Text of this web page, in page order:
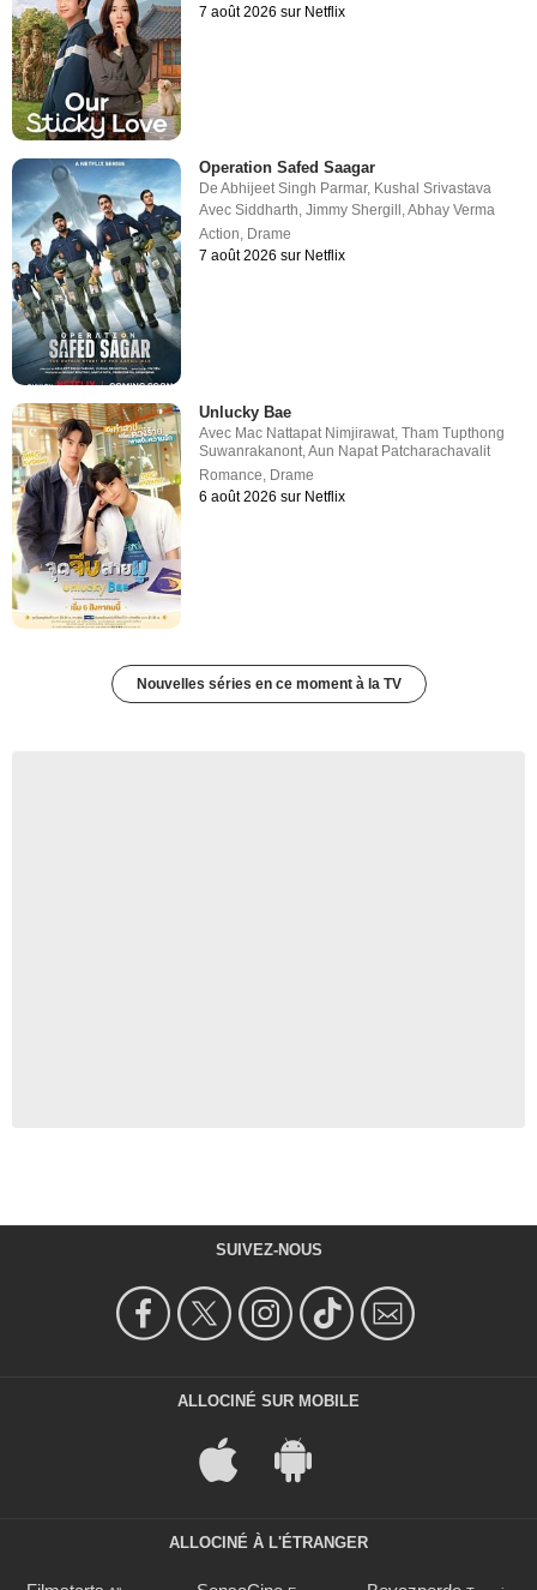
7 août 2026 sur Netflix
Operation Safed Saagar
DeAbhijeet Singh Parmar, Kushal Srivastava
AvecSiddharth,Jimmy Shergill ,Abhay Verma
Action, Drame
7 août 2026 sur Netflix
Unlucky Bae
Avec Mac Nattapat Nimjirawat ,Tham Tupthong
Suwanrakanont ,Aun Napat Patcharachavalit
Romance Drame
6 août 2026 sur Netflix
Nouvelles séries en ce moment à la TV
SUIVEZ-NOUS
ALLOCINÉ SUR MOBILE
ALLOCINÉ À L'ÉTRANGER